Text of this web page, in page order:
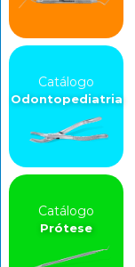
Catálogo
Odontopediatria
Catálogo
Prótese